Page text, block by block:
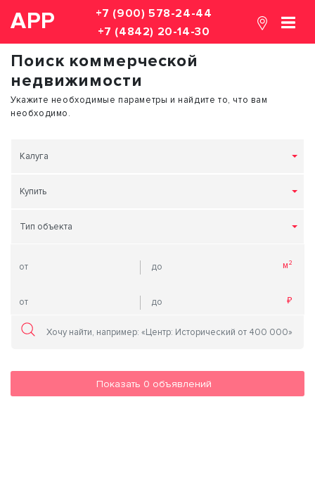
АРР
+7 (900) 578-24-44
+7 (4842) 20-14-30
Поиск коммерческой
недвижимости
Укажите необходимые параметры и найдите то, что вам
необходимо.
Калуга
Купить
Тип объекта
Показать 0 объявлений